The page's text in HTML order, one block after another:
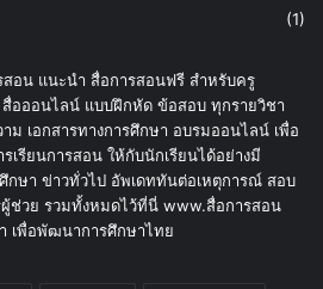
(1)
อน แนะนำ สื่อการสอนฟรี สำหรับครู
สื่อออนไลน์ แบบฝึกหัด ข้อสอบ ทุกรายวิชา
ม เอกสารทางการศึกษา อบรมออนไลน์ เพื่อ
เรียนการสอน ให้กับนักเรียนได้อย่างมี
กษา ข่าวทั่วไป อัพเดททันต่อเหตุการณ์ สอบ
ช่วย รวมทั้งหมดไว้ที่นี่ www.สื่อการสอน
เพื่อพัฒนาการศึกษาไทย